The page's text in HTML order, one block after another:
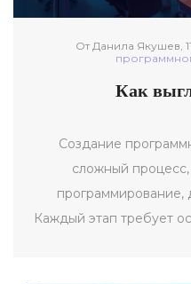
От Данила Якушев,
Как
Создание
сложный
программирование,
Каждый этап требует